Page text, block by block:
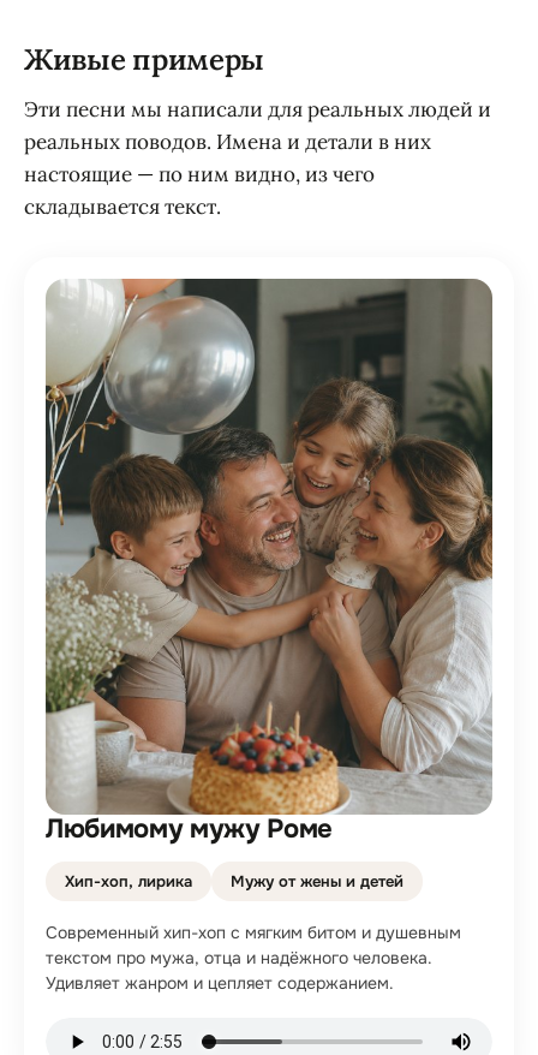
Живые примеры
Эти песни мы написали для реальных людей и
реальных поводов. Имена и детали в них
настоящие — по ним видно, из чего
складывается текст.
Любимому мужу Роме
Хип-хоп, лирика Мужу от жены и детей
Современный хип-хоп с мягким битом и душевным
текстом про мужа, отца и надёжного человека.
Удивляет жанром и цепляет содержанием.